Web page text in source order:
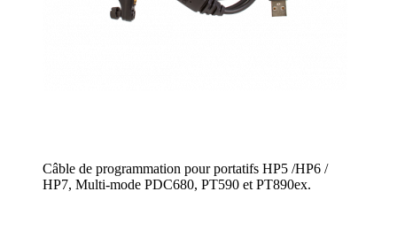
Câble de programmation pour portatifs HP5 /HP6 /
HP7, Multi-mode PDC680, PT590 et PT890ex.